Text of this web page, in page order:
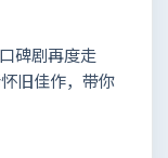
碑剧再度走
旧佳作，带你